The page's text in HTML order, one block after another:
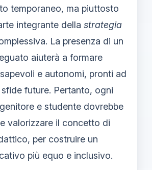
temporaneo, ma piuttosto
integrante della strategia
La presenza di un
aiuterà a formare
e autonomi, pronti ad
future. Pertanto, ogni
e studente dovrebbe
valorizzare il concetto di
per costruire un
più equo e inclusivo.